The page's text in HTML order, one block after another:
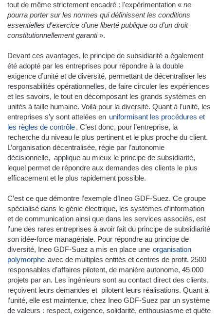
tout de même strictement encadré : l'expérimentation « ne
pourra porter sur les normes qui définissent les conditions
essentielles d'exercice d'une liberté publique ou d'un droit
constitutionnellement garanti».
Devant ces avantages, le principe de subsidiarité a également
été adopté par les entreprises pour répondre à la double
exigence d’unité et de diversité, permettant de décentraliser les
responsabilités opérationnelles, de faire circuler les expériences
et les savoirs, le tout en décomposant les grands systèmes en
unités à taille humaine. Voilà pour la diversité. Quant à l’unité, les
entreprises s’y sont attelées en uniformisant les procédures et
les règles de contrôle. C’est donc, pour l’entreprise, la
recherche du niveau le plus pertinent et le plus proche du client.
L’organisation décentralisée, régie par l’autonomie
décisionnelle, applique au mieux le principe de subsidiarité,
lequel permet de répondre aux demandes des clients le plus
efficacement et le plus rapidement possible.
C’est ce que démontre l’exemple d’Ineo GDF-Suez. Ce groupe
spécialisé dans le génie électrique, les systèmes d’information
et de communication ainsi que dans les services associés, est
l’une des rares entreprises à avoir fait du principe de subsidiarité
son idée-force managériale. Pour répondre au principe de
diversité, Ineo GDF-Suez a mis en place une organisation
polymorphe avec de multiples entités et centres de profit. 2500
responsables d’affaires pilotent, de manière autonome, 45 000
projets par an. Les ingénieurs sont au contact direct des clients,
reçoivent leurs demandes et pilotent leurs réalisations. Quant à
l’unité, elle est maintenue, chez Ineo GDF-Suez par un système
de valeurs : respect, exigence, solidarité, enthousiasme et quête